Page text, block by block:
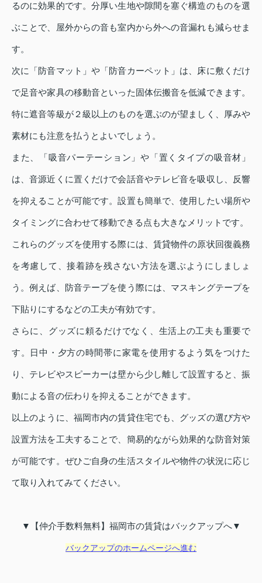
るのに効果的です。分厚い生地や隙間を塞ぐ構造のものを選
ぶことで、屋外からの音も室内から外への音漏れも減らせま
す。
次に「防音マット」や「防音カーペット」は、床に敷くだけ
で足音や家具の移動音といった固体伝搬音を低減できます。
特に遮音等級が２級以上のものを選ぶのが望ましく、厚みや
素材にも注意を払うとよいでしょう。
また、「吸音パーテーション」や「置くタイプの吸音材」
は、音源近くに置くだけで会話音やテレビ音を吸収し、反響
を抑えることが可能です。設置も簡単で、使用したい場所や
タイミングに合わせて移動できる点も大きなメリットです。
これらのグッズを使用する際には、賃貸物件の原状回復義務
を考慮して、接着跡を残さない方法を選ぶようにしましょ
う。例えば、防音テープを使う際には、マスキングテープを
下貼りにするなどの工夫が有効です。
さらに、グッズに頼るだけでなく、生活上の工夫も重要で
す。日中・夕方の時間帯に家電を使用するよう気をつけた
り、テレビやスピーカーは壁から少し離して設置すると、振
動による音の伝わりを抑えることができます。
以上のように、福岡市内の賃貸住宅でも、グッズの選び方や
設置方法を工夫することで、簡易的ながら効果的な防音対策
が可能です。ぜひご自身の生活スタイルや物件の状況に応じ
て取り入れてみてください。
▼【仲介手数料無料】福岡市の賃貸はバックアップへ▼
バックアップのホームページへ進む